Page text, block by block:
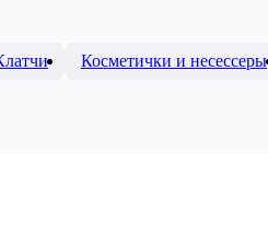
Косметички и несессеры